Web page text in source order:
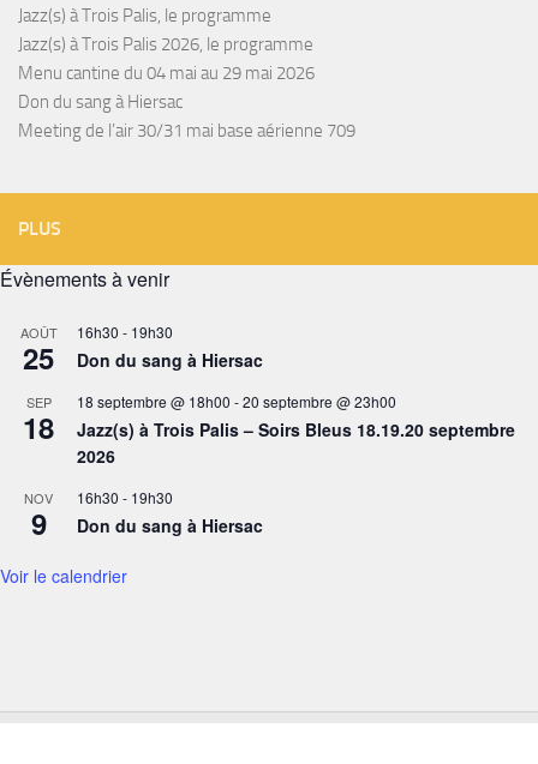
Jazz(s) à Trois Palis, le programme
Jazz(s) à Trois Palis 2026, le programme
Menu cantine du 04 mai au 29 mai 2026
Don du sang à Hiersac
Meeting de l’air 30/31 mai base aérienne 709
PLUS
Évènements à venir
AOÛT
25
16h30 - 19h30
Don du sang à Hiersac
SEP
18
18 septembre @ 18h00 -20 septembre @ 23h00
Jazz(s) à Trois Palis – Soirs Bleus 18.19.20 septembre
2026
NOV
9
16h30 - 19h30
Don du sang à Hiersac
Voir le calendrier